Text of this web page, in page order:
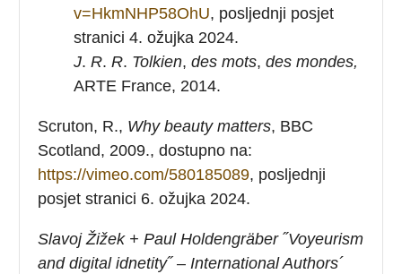
v=HkmNHP58OhU, posljednji posjet
stranici 4. ožujka 2024.
J.R.R. Tolkien,des mots,des mondes,
ARTE France, 2014.
Scruton, R., Why beauty matters, BBC
Scotland, 2009., dostupno na:
https://vimeo.com/580185089, posljednji
posjet stranici 6. ožujka 2024.
Slavoj Žižek + Paul Holdengräber˝Voyeurism
and digital idnetity˝– International Authors´